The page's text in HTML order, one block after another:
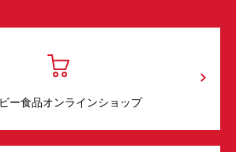
ー食品オンラインショップ